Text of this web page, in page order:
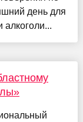
день для
алкоголи...